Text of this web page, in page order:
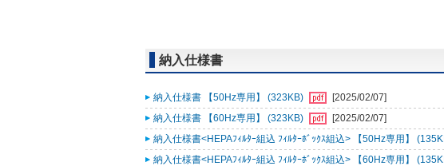
納入仕様書
納入仕様書 【50Hz専用】 (323KB)
[2025/02/07]
納入仕様書 【60Hz専用】 (323KB)
[2025/02/07]
納入仕様書<HEPAﾌｨﾙﾀｰ組込 ﾌｨﾙﾀｰﾎﾞｯｸｽ組込> 【50Hz専用】
納入仕様書<HEPAﾌｨﾙﾀｰ組込 ﾌｨﾙﾀｰﾎﾞｯｸｽ組込> 【60Hz専用】